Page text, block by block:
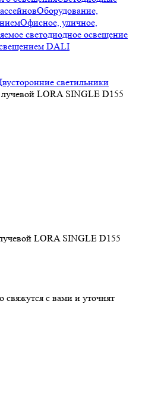
Оборудование,
Офисное, уличное,
светодиодное освещение
DALI
светильники
LORA SINGLE D155
LORA SINGLE D155
с вами и уточнят